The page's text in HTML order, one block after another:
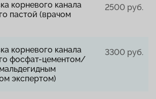
корневого канала
пастой (врачом
2500 руб.
корневого канала
фосфат-цементом/
экспертом)
3300 руб.